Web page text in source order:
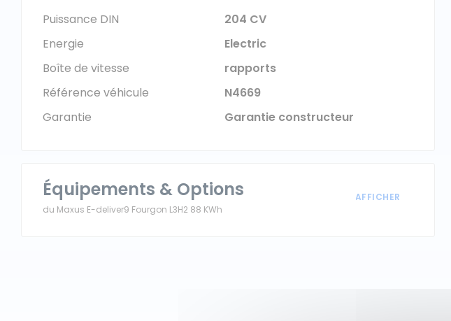
Puissance DIN
204 CV
Energie
Electric
Boîte de vitesse
rapports
Référence véhicule
N4669
Garantie
Garantie constructeur
Équipements & Options
du Maxus E-deliver9 Fourgon L3H2 88 KWh